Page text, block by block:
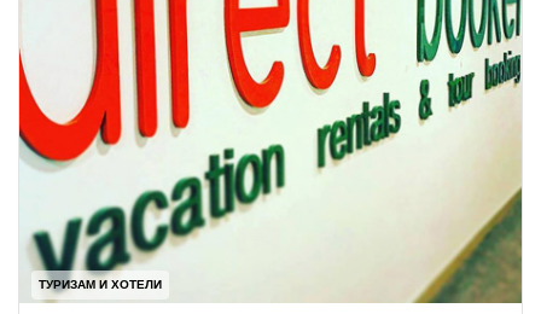
ТУРИЗАМ И ХОТЕЛИ